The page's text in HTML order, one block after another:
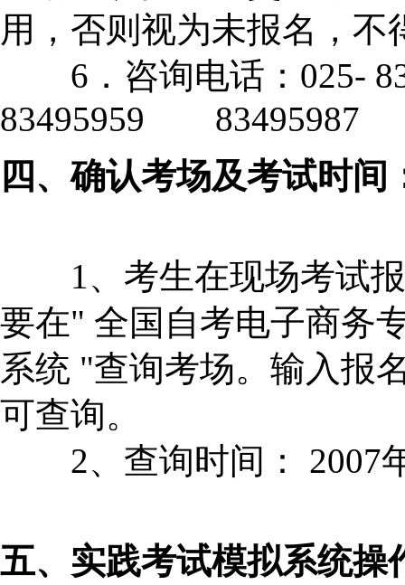
用，否则视为未报名，不
6．咨询电话：025-
83495959 83495987
四、确认考场及考试时间
1、考生在现场考试报
要在" 全国自考电子商务
系统 "查询考场。输入报
可查询。
2、查询时间： 2007
五、实践考试模拟系统操